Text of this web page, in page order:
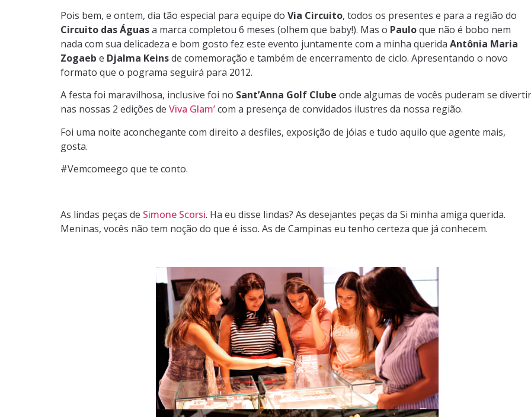
Pois bem, e ontem, dia tão especial para equipe do Via Circuito, todos os presentes e para a região do
Circuito das Águasa marca completou 6 meses (olhem que baby!). Mas o Pauloque não é bobo nem
nada com sua delicadeza e bom gosto fez este evento juntamente com a minha querida Antônia Maria
Zogaeb e Djalma Keinsde comemoração e também de encerramento de ciclo. Apresentando o novo
formato que o pograma seguirá para 2012.
A festa foi maravilhosa, inclusive foi no Sant’Anna Golf Clube onde algumas de vocês puderam se divertir
nas nossas 2 edições de Viva Glam’com a presença de convidados ilustres da nossa região.
Foi uma noite aconchegante com direito a desfiles, exposição de jóias e tudo aquilo que agente mais,
gosta.
#Vemcomeego que te conto.
As lindas peças de Simone Scorsi. Ha eu disse lindas? As desejantes peças da Si minha amiga querida.
Meninas, vocês não tem noção do que é isso. As de Campinas eu tenho certeza que já conhecem.